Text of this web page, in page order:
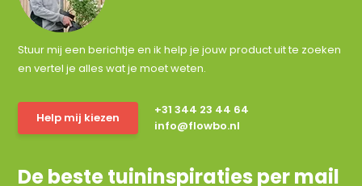
Stuur mij een berichtje en ik help je jouw product uit te zoeken
en vertel je alles wat je moet weten.
Help mij kiezen
+31 344 23 44 64
info@flowbo.nl
De beste tuininspiraties per mail